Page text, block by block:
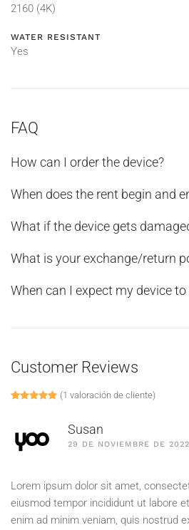
2160 (4K)
WATER RESISTANT
Yes
FAQ
How can I order the device?
When does the rent begin and
What if the device gets
What is your exchange/return
When can I expect my device to
Customer Reviews
Valorado con5.00 de 5 en
1(1 valoración de cliente)
Susan
29 DE NOVIEMBRE DE 2022
Lorem ipsum dolor sit amet,
eiusmod tempor incididunt ut labore
enim ad minim veniam, quis nostrud